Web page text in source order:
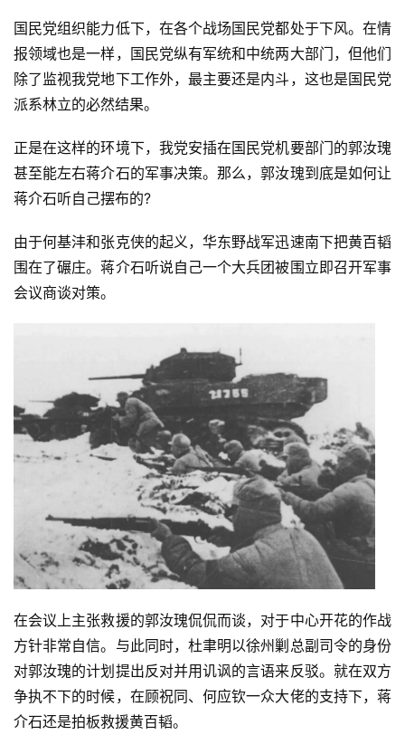
国民党组织能力低下，在各个战场国民党都处于下风。在情
报领域也是一样，国民党纵有军统和中统两大部门，但他们
除了监视我党地下工作外，最主要还是内斗，这也是国民党
派系林立的必然结果。
正是在这样的环境下，我党安插在国民党机要部门的郭汝瑰
甚至能左右蒋介石的军事决策。那么，郭汝瑰到底是如何让
蒋介石听自己摆布的?
由于何基沣和张克侠的起义，华东野战军迅速南下把黄百韬
围在了碾庄。蒋介石听说自己一个大兵团被围立即召开军事
会议商谈对策。
在会议上主张救援的郭汝瑰侃侃而谈，对于中心开花的作战
方针非常自信。与此同时，杜聿明以徐州剿总副司令的身份
对郭汝瑰的计划提出反对并用讥讽的言语来反驳。就在双方
争执不下的时候，在顾祝同、何应钦一众大佬的支持下，蒋
介石还是拍板救援黄百韬。